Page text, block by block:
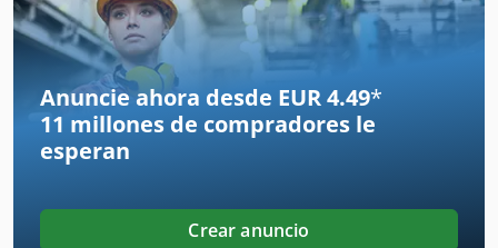
Entrenador De
Equipo De Taller
Equipos De Construccion
Espacio De Producción
Herramientas Para
Anuncie ahora desde EUR 4.49*
11 millones de compradores le
esperan
Crear anuncio